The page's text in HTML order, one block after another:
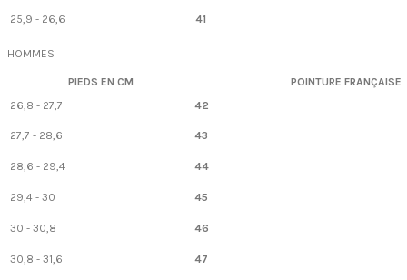
25,9 - 26,6 41
HOMMES
PIEDS EN CM
POINTURE FRANÇAISE
26,8 - 27,7
42
27,7 - 28,6 43
28,6 - 29,4 44
29,4 - 30 45
30 - 30,8 46
30,8 - 31,6 47